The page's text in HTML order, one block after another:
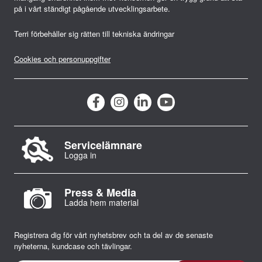
r
i
n
g
på i vårt ständigt pågående utvecklingsarbete.
Terri förbehåller sig rätten till tekniska ändringar
Cookies och personuppgifter
Servicelämnare
Logga in
Press & Media
Ladda hem material
Registrera dig för vårt nyhetsbrev och ta del av de senaste
nyheterna, kundcase och tävlingar.